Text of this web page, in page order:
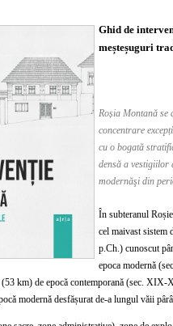
Ghid de
meșteșuguri
Roșia Montană
concentrare
cu o bogată
densă a vestigiilor
modernăşi din
În subteranul
cel maivast sistem
p.Ch.) cunoscut
epoca modernă
km) de epocă contemporană (sec.
modernă desfășurat de-a lungul văii